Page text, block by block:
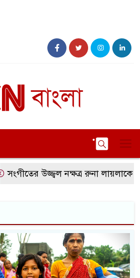
সংগীতের উজ্জ্বল নক্ষত্র রুনা লায়লাকে